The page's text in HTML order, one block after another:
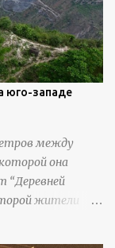
юго-западе
между
она
“Деревней
жители